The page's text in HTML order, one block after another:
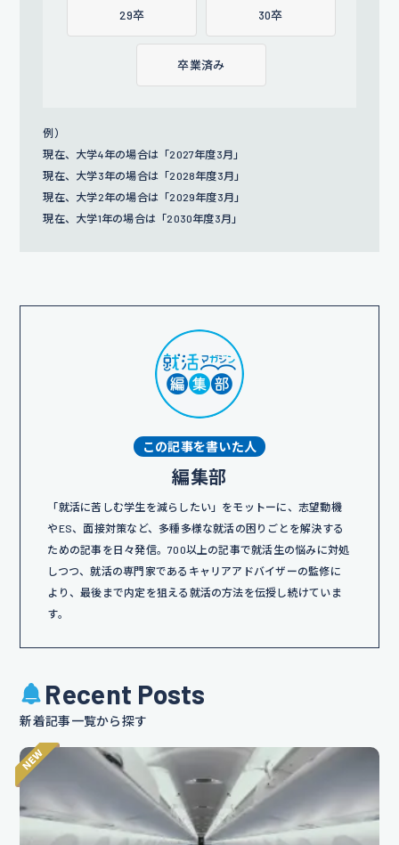
29卒 30卒
卒業済み
例）
現在、大学4年の場合は「2027年度3月」
現在、大学3年の場合は「2028年度3月」
現在、大学2年の場合は「2029年度3月」
現在、大学1年の場合は「2030年度3月」
この記事を書いた人
編集部
「就活に苦しむ学生を減らしたい」をモットーに、志望動機
やES、面接対策など、多種多様な就活の困りごとを解決する
ための記事を日々発信。700以上の記事で就活生の悩みに対処
しつつ、就活の専門家であるキャリアアドバイザーの監修に
より、最後まで内定を狙える就活の方法を伝授し続けていま
す。
Recent Posts
新着記事一覧から探す